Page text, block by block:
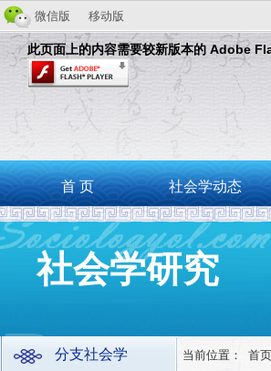
微信版 移动版
此页面上的内容需要较新版本的 Adobe
首 页 社会学动态
社会学研究
分支社会学 当前位置： 首页